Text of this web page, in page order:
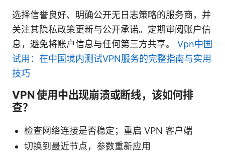
选择信誉良好、明确公开无日志策略的服务商，并
关注其隐私政策更新与公开承诺。定期审阅账户信
息，避免将账户信息与任何第三方共享。 Vpn中国
试用：在中国境内测试VPN服务的完整指南与实用
技巧
VPN 使用中出现崩溃或断线，该如何排
查？
检查网络连接是否稳定；重启 VPN 客户端
切换到最近节点，参数重新应用